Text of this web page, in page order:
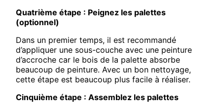
Quatrième étape : Peignez les palettes
(optionnel)
Dans un premier temps, il est recommandé
d’appliquer une sous-couche avec une peinture
d’accroche car le bois de la palette absorbe
beaucoup de peinture. Avec un bon nettoyage,
cette étape est beaucoup plus facile à réaliser.
Cinquième étape : Assemblez les palettes